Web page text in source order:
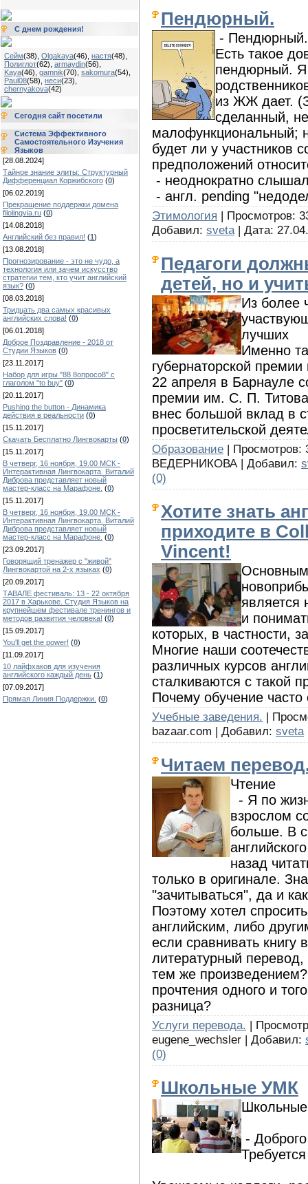
С днем рождения!
Сейм(38) Olgakaya(46) настя(48)
Полиглот(62) armaydin(56)
Kaya(46) gamnik(70) sakomura(54)
Paul08(58) неси(23)
chernyakova(42)
Сегодня сайт посетили
Система Эффективного
Самостоятельного Изучения
Языков
[28.08.2024]
Тайное знание элиты: Структурный
Дифференциал Коржибского (0)
[06.02.2019]
Прекращение поддержки домена
filolingvia.ru (0)
[14.08.2018]
Английский без правил! (1)
[13.08.2018]
Прогнозирование - это не чудо, а
технология или зачем искусство
стратегии тем, кто учит английский
язык? (0)
[08.03.2018]
Тридцать два самых красивых
английских слова! (0)
[06.01.2018]
Доброе Поздравление - 2018 от
Студии Языков (0)
[23.11.2017]
Набор для игры "88 8опросо8" с
глаголом "to buy" (0)
[20.11.2017]
Pushing the button - Динамика
действия в реальности (0)
[15.11.2017]
Скачать Бесплатно Лингвокарты (0)
[15.11.2017]
В четверг, 16 ноября, 19.00 МСК -
Интерактивная Лингвокарта. Виталий
Диброва представляет новый
мастер-класс на Марафоне. (0)
[15.11.2017]
В четверг, 16 ноября, 19.00 МСК -
Интерактивная Лингвокарта. Виталий
Диброва представляет новый
мастер-класс на Марафоне. (0)
[23.09.2017]
Говорящий тренажер с "живой"
Лингвокартой на 2-х языках (0)
[20.09.2017]
ТАВАЛЕ фестиваль: 13 - 22 октября
2017 в Харькове. Студия Языков на
крупнейшем фестивале тренингов и
методов развития человека! (0)
[15.09.2017]
You'll get the power! (0)
[11.09.2017]
10 лайфхаков для изучения
английского каждый день (1)
[07.09.2017]
Прямая Линия Поддержки. (0)
Пендюрный.
- Пендюрный.
Есть такое
пендюрный. Я
из ЖЖ дает.
сделанный,
малофункциональный;
будет ли у участников
предположений
- неоднократно
- англ. pending
Этимология | Просмотров:
Добавил: sveta | Дата:
Педагоги
детей, но и
Из более
лучших
Именно
губернаторской
22 апреля в Барнауле
премии им. С. П. Титова
внес большой вклад в
просветительской
Образование | Просмотров:
ВЕДЕРНИКОВА | Добавил:
(0)
Хотите знать
приходите в
Vincent!
является
и
которых, в частности,
Многие наши
различных курсов
сталкиваются с такой
Почему обучение
Учебные заведения. |
bazaar.com | Добавил: sveta
Читаем
Чтение
- Я по
взрослом
больше. В
назад
только в оригинале.
"зачитываться", да и
Поэтому хотел
английским, либо
если сравнивать книгу
литературный
тем же
прочтения одного и
разница?
Услуги перевода. |
eugene_wechsler | Добавил:
(0)
Школьные УМК
-